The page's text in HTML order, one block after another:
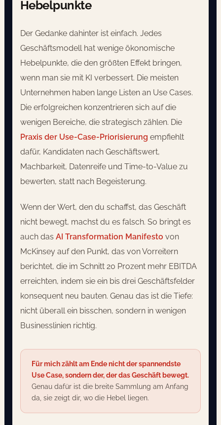
Hebelpunkte
Der Gedanke dahinter ist einfach. Jedes
Geschäftsmodell hat wenige ökonomische
Hebelpunkte, die den größten Effekt bringen,
wenn man sie mit KI verbessert. Die meisten
Unternehmen haben lange Listen an Use Cases.
Die erfolgreichen konzentrieren sich auf die
wenigen Bereiche, die strategisch zählen. Die
Praxis der Use-Case-Priorisierung empfiehlt
dafür, Kandidaten nach Geschäftswert,
Machbarkeit, Datenreife und Time-to-Value zu
bewerten, statt nach Begeisterung.
Wenn der Wert, den du schaffst, das Geschäft
nicht bewegt, machst du es falsch. So bringt es
auch das AI Transformation Manifesto von
McKinsey auf den Punkt, das von Vorreitern
berichtet, die im Schnitt 20 Prozent mehr EBITDA
erreichten, indem sie ein bis drei Geschäftsfelder
konsequent neu bauten. Genau das ist die Tiefe:
nicht überall ein bisschen, sondern in wenigen
Businesslinien richtig.
Für mich zählt am Ende nicht der spannendste
Use Case, sondern der, der das Geschäft bewegt.
Genau dafür ist die breite Sammlung am Anfang
da, sie zeigt dir, wo die Hebel liegen.